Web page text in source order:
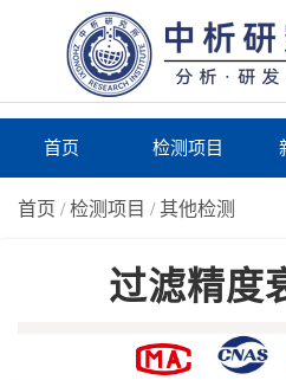
首页 检测项目
首页 /检测项目 /其他检测
过滤精度